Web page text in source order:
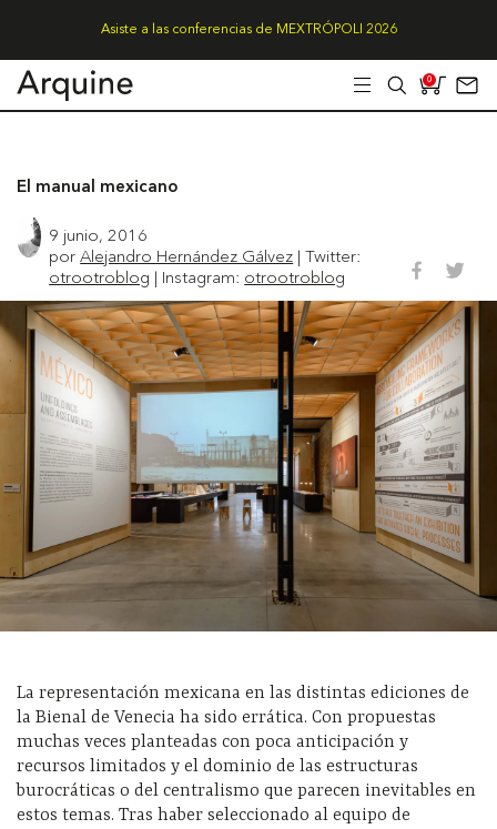
Asiste a las conferencias de MEXTRÓPOLI 2026
0
El manual mexicano
9 junio, 2016
porAlejandro Hernández Gálvez | Twitter:
otrootroblog | Instagram: otrootroblog
La representación mexicana en las distintas ediciones de
la Bienal de Venecia ha sido errática. Con propuestas
muchas veces planteadas con poca anticipación y
recursos limitados y el dominio de las estructuras
burocráticas o del centralismo que parecen inevitables en
estos temas. Tras haber seleccionado al equipo de